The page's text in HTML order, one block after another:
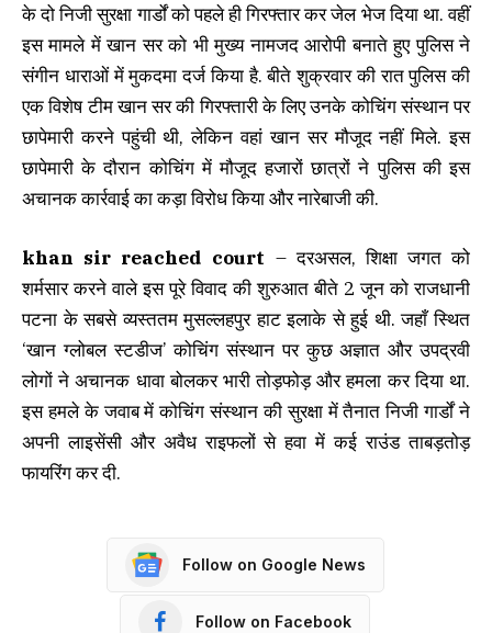
के दो निजी सुरक्षा गार्डों को पहले ही गिरफ्तार कर जेल भेज दिया था. वहीं
इस मामले में खान सर को भी मुख्य नामजद आरोपी बनाते हुए पुलिस ने
संगीन धाराओं में मुकदमा दर्ज किया है. बीते शुक्रवार की रात पुलिस की
एक विशेष टीम खान सर की गिरफ्तारी के लिए उनके कोचिंग संस्थान पर
छापेमारी करने पहुंची थी, लेकिन वहां खान सर मौजूद नहीं मिले. इस
छापेमारी के दौरान कोचिंग में मौजूद हजारों छात्रों ने पुलिस की इस
अचानक कार्रवाई का कड़ा विरोध किया और नारेबाजी की.
khan sir reached court – दरअसल, शिक्षा जगत को
शर्मसार करने वाले इस पूरे विवाद की शुरुआत बीते 2 जून को राजधानी
पटना के सबसे व्यस्ततम मुसल्लहपुर हाट इलाके से हुई थी. जहाँ स्थित
‘खान ग्लोबल स्टडीज’ कोचिंग संस्थान पर कुछ अज्ञात और उपद्रवी
लोगों ने अचानक धावा बोलकर भारी तोड़फोड़ और हमला कर दिया था.
इस हमले के जवाब में कोचिंग संस्थान की सुरक्षा में तैनात निजी गार्डों ने
अपनी लाइसेंसी और अवैध राइफलों से हवा में कई राउंड ताबड़तोड़
फायरिंग कर दी.
Follow on Google News
Follow on Facebook